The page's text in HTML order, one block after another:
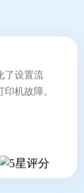
了设置流
机故障。